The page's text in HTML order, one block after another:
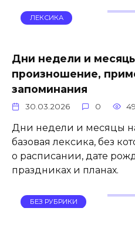
ЛЕКСИКА
Дни недели и
произношение,
запоминания
30.03.2026 0
Дни недели и месяцы
базовая лексика, без
о расписании, дате
праздниках и планах.
БЕЗ РУБРИКИ